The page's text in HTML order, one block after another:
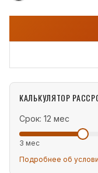
КАЛЬКУЛЯТОР
Срок: 12 мес
3 мес
Подробнее об